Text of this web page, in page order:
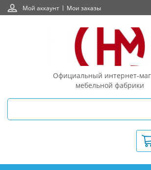
Мой аккаунт Мои заказы
Официальный интернет-
мебельной фабрики